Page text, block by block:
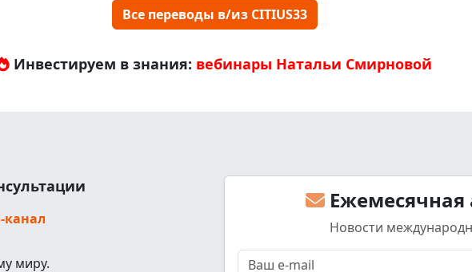
Все переводы в/из CITIUS33
Инвестируем в знания: вебинары Натальи Смирновой
канал
миру.
Ежемесячная
Новости